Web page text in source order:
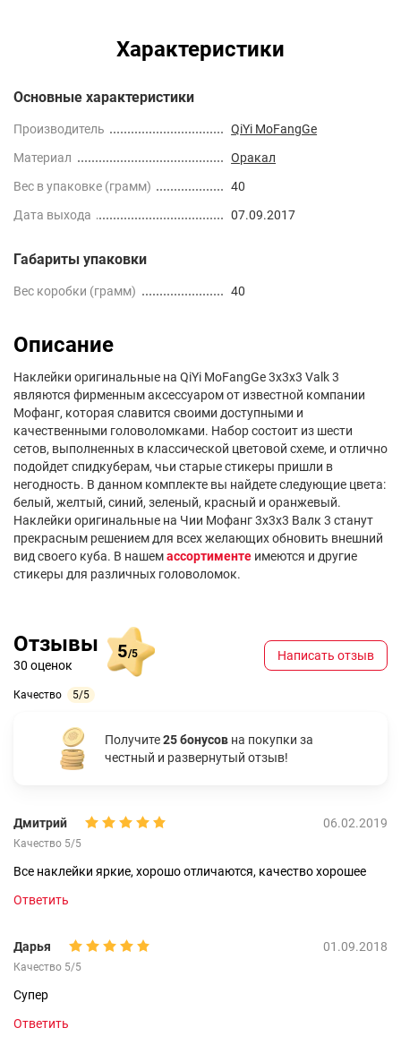
Характеристики
Основные характеристики
Производитель
QiYi MoFangGe
Материал
Оракал
Вес в упаковке (грамм)
40
Дата выхода
07.09.2017
Габариты упаковки
Вес коробки (грамм) 40
Описание
Наклейки оригинальные на QiYi MoFangGe 3x3x3 Valk 3
являются фирменным аксессуаром от известной компании
Мофанг, которая славится своими доступными и
качественными головоломками. Набор состоит из шести
сетов, выполненных в классической цветовой схеме, и отлично
подойдет спидкуберам, чьи старые стикеры пришли в
негодность. В данном комплекте вы найдете следующие цвета:
белый, желтый, синий, зеленый, красный и оранжевый.
Наклейки оригинальные на Чии Мофанг 3х3х3 Валк 3 станут
прекрасным решением для всех желающих обновить внешний
вид своего куба. В нашемассортименте имеются и другие
стикеры для различных головоломок.
Отзывы
30 оценок
5/5
Качество 5/5
Написать отзыв
Получите25 бонусов на покупки за
честный и развернутый отзыв!
Дмитрий 06.02.2019
Качество 5/5
Все наклейки яркие, хорошо отличаются, качество хорошее
Ответить
Дарья 01.09.2018
Качество 5/5
Супер
Ответить